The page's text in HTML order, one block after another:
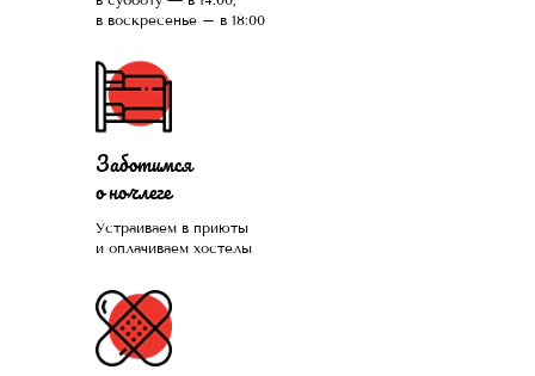
в воскресенье – в 18:00
Устраиваем в приюты
и оплачиваем хостелы
Заботимся
о ночлеге